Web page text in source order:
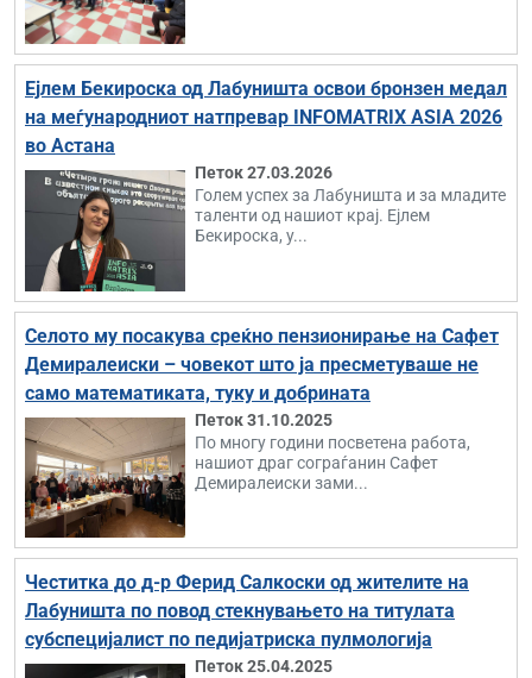
Ејлем Бекироска од Лабуништа освои бронзен медал
на меѓународниот натпревар INFOMATRIX ASIA 2026
во Астана
Петок 27.03.2026
Голем успех за Лабуништа и за младите
таленти од нашиот крај. Ејлем
Бекироска, у...
Селото му посакува среќно пензионирање на Сафет
Демиралеиски – човекот што ја пресметуваше не
само математиката, туку и добрината
Петок 31.10.2025
По многу години посветена работа,
нашиот драг сограѓанин Сафет
Демиралеиски зами...
Честитка до д-р Ферид Салкоски од жителите на
Лабуништа по повод стекнувањето на титулата
субспецијалист по педијатриска пулмологија
Петок 25.04.2025